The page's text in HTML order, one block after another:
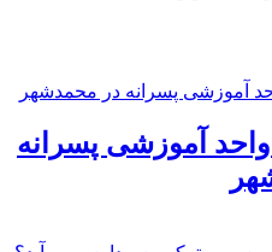
واحد آموزشی پسرانه